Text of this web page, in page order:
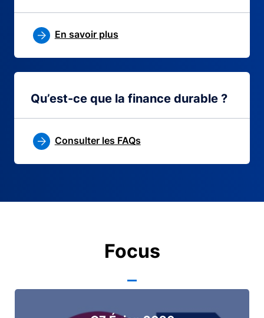
En savoir plus
Qu’est-ce que la finance durable ?
Consulter les FAQs
Focus